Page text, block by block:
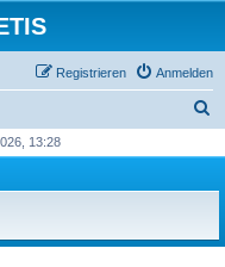
Anmelden
Registrieren
h
13:28